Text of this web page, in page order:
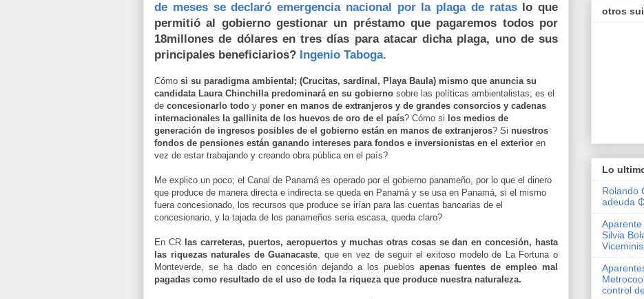
de meses se declaró emergencia nacional por la plaga de ratas lo que
permitió al gobierno gestionar un préstamo que pagaremos todos por
18millones de dólares en tres días para atacar dicha plaga, uno de sus
principales beneficiarios? Ingenio Taboga.
Cómo si su paradigma ambiental; (Crucitas, sardinal, Playa Baula) mismo que anuncia su
candidata Laura Chinchilla predominará en su gobierno sobre las políticas ambientalistas; es el
de concesionarlo todo y poner en manos de extranjeros y de grandes consorcios y cadenas
internacionales la gallinita de los huevos de oro de el país? Cómo si los medios de
generación de ingresos posibles de el gobierno están en manos de extranjeros? Si nuestros
fondos de pensiones están ganando intereses para fondos e inversionistas en el exterior en
vez de estar trabajando y creando obra pública en el país?
Me explico un poco; el Canal de Panamá es operado por el gobierno panameño, por lo que el dinero
que produce de manera directa e indirecta se queda en Panamá y se usa en Panamá, si el mismo
fuera concesionado, los recursos que produce se irían para las cuentas bancarias de el
concesionario, y la tajada de los panameños seria escasa, queda claro?
En CR las carreteras, puertos, aeropuertos y muchas otras cosas se dan en concesión, hasta
las riquezas naturales de Guanacaste, que en vez de seguir el exitoso modelo de La Fortuna o
Monteverde, se ha dado en concesión dejando a los pueblos apenas fuentes de empleo mal
pagadas como resultado de el uso de toda la riqueza que produce nuestra naturaleza.
otros
Lo
Rolando
adeuda
Silvia
control